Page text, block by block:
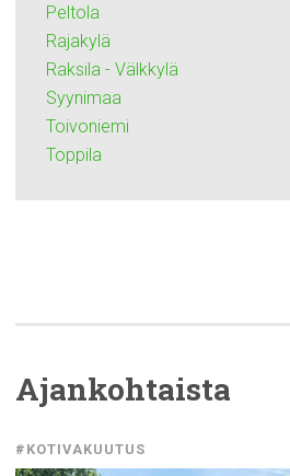
Peltola
Rajakylä
Raksila - Välkkylä
Syynimaa
Toivoniemi
Toppila
Ajankohtaista
#KOTIVAKUUTUS